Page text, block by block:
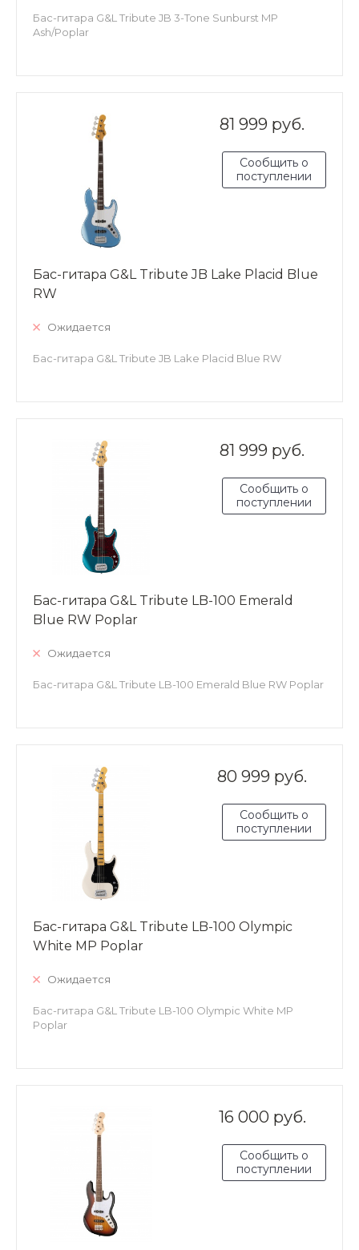
Бас-гитара G&L Tribute JB 3-Tone Sunburst MP
Ash/Poplar
81 999 руб.
Сообщить о
поступлении
Бас-гитара G&L Tribute JB Lake Placid Blue
RW
Ожидается
Бас-гитара G&L Tribute JB Lake Placid Blue RW
81 999 руб.
Сообщить о
поступлении
Бас-гитара G&L Tribute LB-100 Emerald
Blue RW Poplar
Ожидается
Бас-гитара G&L Tribute LB-100 Emerald Blue RW Poplar
80 999 руб.
Сообщить о
поступлении
Бас-гитара G&L Tribute LB-100 Olympic
White MP Poplar
Ожидается
Бас-гитара G&L Tribute LB-100 Olympic White MP
Poplar
16 000 руб.
Сообщить о
поступлении